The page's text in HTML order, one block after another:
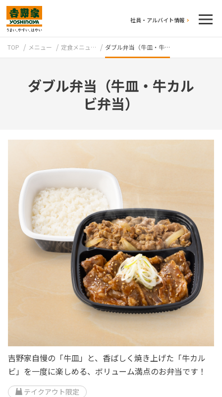
社員・アルバイト情報
牛丼のこだわり 吉野家の歴史
TOP メニュー 定食メニュ… ダブル弁当（牛皿・牛…
ダブル弁当（牛皿・牛カル
ビ弁当）
吉野家自慢の「牛皿」と、香ばしく焼き上げた「牛カル
ビ」を一度に楽しめる、ボリューム満点のお弁当です！
テイクアウト限定